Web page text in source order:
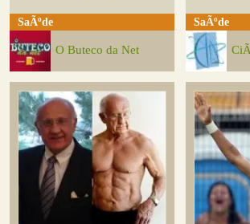
SaÃºde
O Buteco da Net
SaÃºde